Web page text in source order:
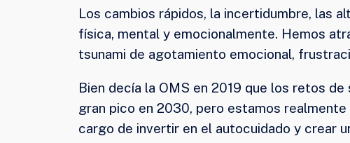
Los cambios rápidos, la incertidumbre, las
física, mental y emocionalmente. Hemos
tsunami de agotamiento emocional,
Bien decía la OMS en 2019 que los retos
gran pico en 2030, pero estamos
cargo de invertir en el autocuidado y crear